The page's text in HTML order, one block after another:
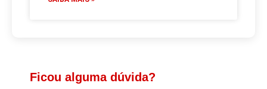
Ficou alguma dúvida?